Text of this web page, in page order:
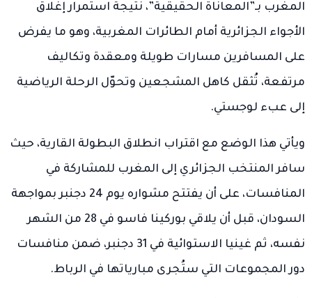
المغرب بـ”المعاناة الحقيقية”، نتيجة استمرار إغلاق
الأجواء الجزائرية أمام الطائرات المغربية، وهو ما يفرض
على المسافرين مسارات طويلة ومعقدة وتكاليف
مرتفعة، تُثقل كاهل المشجعين وتحوّل الرحلة الرياضية
إلى عبء لوجستي.
ويأتي هذا الوضع مع اقتراب انطلاق البطولة القارية، حيث
سافر المنتخب الجزائري إلى المغرب للمشاركة في
المنافسات، على أن يفتتح مشواره يوم 24 دجنبر بمواجهة
السودان، قبل أن يلاقي بوركينا فاسو في 28 من الشهر
نفسه، ثم غينيا الاستوائية في 31 دجنبر، ضمن منافسات
دور المجموعات التي ستُجرى مبارياتها في الرباط.